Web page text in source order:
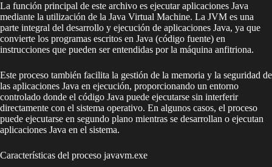
La función principal de este archivo es ejecutar aplicaciones Java
mediante la utilización de la Java Virtual Machine. La JVM es una
parte integral del desarrollo y ejecución de aplicaciones Java, ya que
convierte los programas escritos en Java (código fuente) en
instrucciones que pueden ser entendidas por la máquina anfitriona.
Este proceso también facilita la gestión de la memoria y la seguridad de
las aplicaciones Java en ejecución, proporcionando un entorno
controlado donde el código Java puede ejecutarse sin interferir
directamente con el sistema operativo. En algunos casos, el proceso
puede ejecutarse en segundo plano mientras se desarrollan o ejecutan
aplicaciones Java en el sistema.
Características del proceso javavm.exe